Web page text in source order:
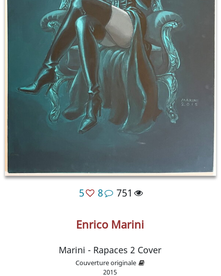
5 8 751
Enrico Marini
Marini - Rapaces 2 Cover
Couverture originale
2015